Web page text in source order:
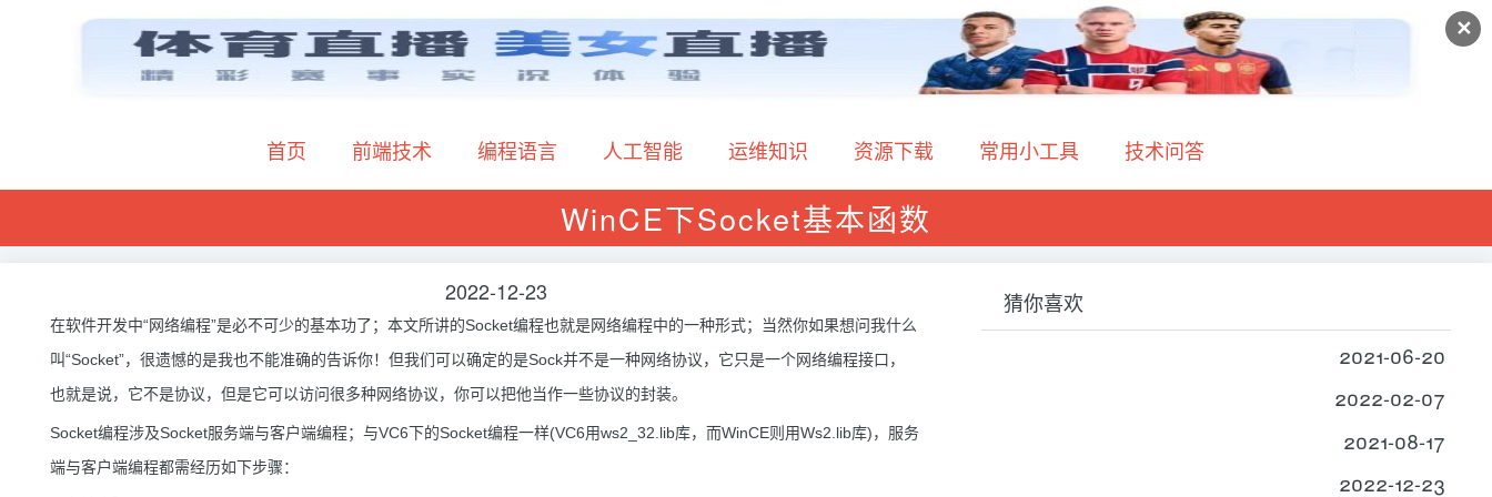
✕
首页 前端技术 编程语言 人工智能 运维知识 资源下载 常用小工具 技术问答
WinCE下Socket基本函数
2022-12-23
在软件开发中“网络编程”是必不可少的基本功了；本文所讲的Socket编程也就是网络编程中的一种形式；当然你如果想问我什么
叫“Socket”，很遗憾的是我也不能准确的告诉你！但我们可以确定的是Sock并不是一种网络协议，它只是一个网络编程接口，
也就是说，它不是协议，但是它可以访问很多种网络协议，你可以把他当作一些协议的封装。
Socket编程涉及Socket服务端与客户端编程；与VC6下的Socket编程一样(VC6用ws2_32.lib库，而WinCE则用Ws2.lib库)，服务
端与客户端编程都需经历如下步骤：
猜你喜欢
2021-06-20
2022-02-07
2021-08-17
2022-12-23